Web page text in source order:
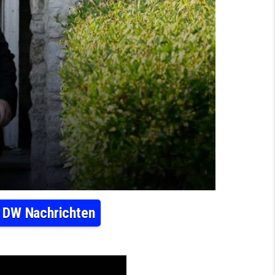
Nachrichten
KOMPLIZIERTE KOALITIONSVERHANDLUNGEN | DW NACHRICHTEN